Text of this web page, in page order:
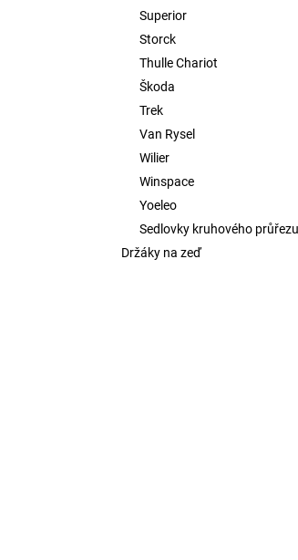
Superior
Storck
Thulle Chariot
Škoda
Trek
Van Rysel
Wilier
Winspace
Yoeleo
Sedlovky kruhového průřezu
Držáky na zeď